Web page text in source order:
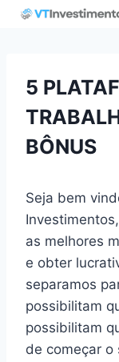
Pular
5
BÔNUS
Seja bem
as melhores
e obter
separamos
possibilitam
possibilitam
de começar o